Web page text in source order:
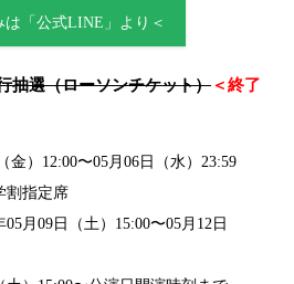
は「公式LINE」より＜
抽選（ローソンチケット）＜終了
金）12:00〜05月06日（水）23:59
割指定席
月09日（土）15:00〜05月12日